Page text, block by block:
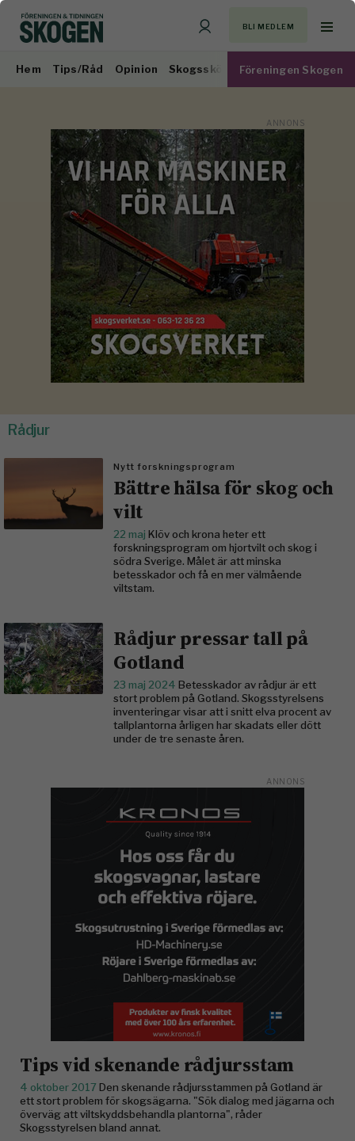
BLI MEDLEM
Hem Tips/Råd Opinion Skogsskötsel Virkesmarknad
Föreningen Skogen
Rådjur
Nytt forskningsprogram
Bättre hälsa för skog och
vilt
22 maj Klöv och krona heter ett
forskningsprogram om hjortvilt och skog i
södra Sverige. Målet är att minska
betesskador och få en mer välmående
viltstam.
Rådjur pressar tall på
Gotland
23 maj 2024 Betesskador av rådjur är ett
stort problem på Gotland. Skogsstyrelsens
inventeringar visar att i snitt elva procent av
tallplantorna årligen har skadats eller dött
under de tre senaste åren.
Tips vid skenande rådjursstam
4 oktober 2017 Den skenande rådjursstammen på Gotland är
ett stort problem för skogsägarna. "Sök dialog med jägarna och
överväg att viltskyddsbehandla plantorna", råder
Skogsstyrelsen bland annat.